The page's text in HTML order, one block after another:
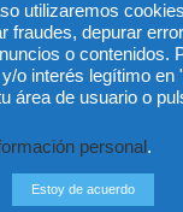
situación supone
empresas en las
utilizaremos
fraudes, depurar
o contenidos.
o interés legítimo en
área de usuario o
personal .
Estoy de acuerdo